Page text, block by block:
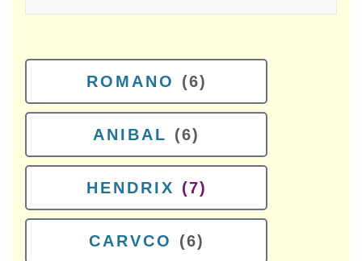
ROMANO (6)
ANIBAL (6)
HENDRIX (7)
CARVCO (6)